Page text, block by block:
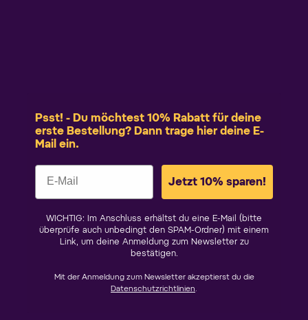
Psst! - Du möchtest 10% Rabatt für deine
erste Bestellung? Dann trage hier deine E-
Mail ein.
Jetzt 10% sparen!
WICHTIG: Im Anschluss erhältst du eine E-Mail (bitte
überprüfe auch unbedingt den SPAM-Ordner) mit einem
Link, um deine Anmeldung zum Newsletter zu
bestätigen.
Mit der Anmeldung zum Newsletter akzeptierst du die
Datenschutzrichtlinien.